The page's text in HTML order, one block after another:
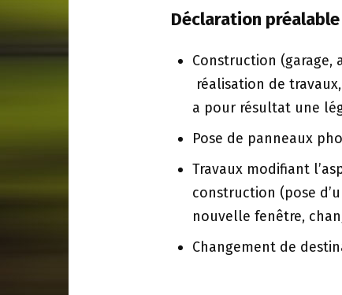
Déclaration
Construction (garage,
réalisation de
a pour résultat une
Pose de panneaux
Travaux modifiant
construction (pose
nouvelle fenêtre,
Changement de